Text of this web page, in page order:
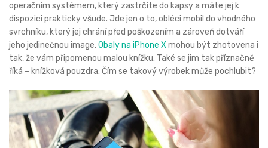
operačním systémem, který zastrčíte do kapsy a máte jej k
dispozici prakticky všude. Jde jen o to, obléci mobil do vhodného
svrchníku, který jej chrání před poškozením a zároveň dotváří
jeho jedinečnou image. Obaly na iPhone Xmohou být zhotovena i
tak, že vám připomenou malou knížku. Také se jim tak příznačně
říká – knížková pouzdra. Čím se takový výrobek může pochlubit?